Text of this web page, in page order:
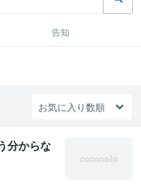
告知
分からな